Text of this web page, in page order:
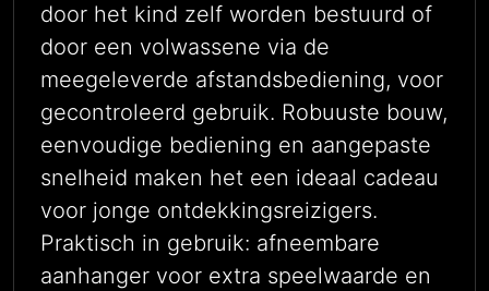
door het kind zelf worden bestuurd of
door een volwassene via de
meegeleverde afstandsbediening, voor
gecontroleerd gebruik. Robuuste bouw,
eenvoudige bediening en aangepaste
snelheid maken het een ideaal cadeau
voor jonge ontdekkingsreizigers.
Praktisch in gebruik: afneembare
aanhanger voor extra speelwaarde en